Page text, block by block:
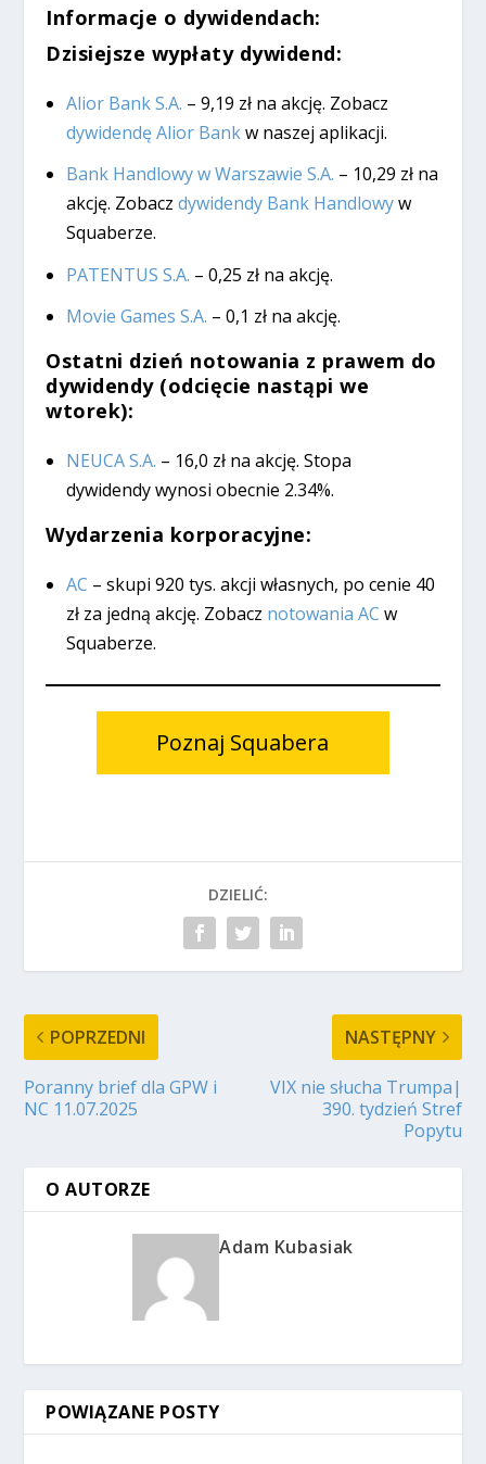
Informacje o dywidendach:
Dzisiejsze wypłaty dywidend:
Alior Bank S.A. – 9,19 zł na akcję. Zobacz
dywidendę Alior Bankw naszej aplikacji.
Bank Handlowy w Warszawie S.A. – 10,29 zł na
akcję. Zobacz dywidendy Bank Handlowyw
Squaberze.
PATENTUS S.A. – 0,25 zł na akcję.
Movie Games S.A. – 0,1 zł na akcję.
Ostatni dzień notowania z prawem do
dywidendy (odcięcie nastąpi we
wtorek):
NEUCA S.A. – 16,0 zł na akcję. Stopa
dywidendy wynosi obecnie 2.34%.
Wydarzenia korporacyjne:
AC – skupi 920 tys. akcji własnych, po cenie 40
zł za jedną akcję. Zobacz notowania AC w
Squaberze.
Poznaj Squabera
DZIELIĆ:
POPRZEDNI
Poranny brief dla GPW i
NC 11.07.2025
NASTĘPNY
VIX nie słucha Trumpa|
390. tydzień Stref
Popytu
O AUTORZE
Adam Kubasiak
POWIĄZANE POSTY